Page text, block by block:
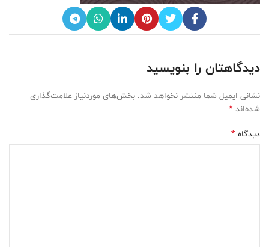
دیدگاهتان را بنویسید
نشانی ایمیل شما منتشر نخواهد شد. بخش‌های موردنیاز علامت‌گذاری
شده‌اند*
دیدگاه*